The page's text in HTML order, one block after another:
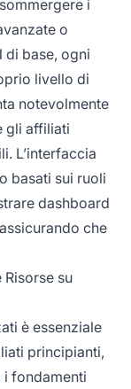
i
o
di base, ogni
livello di
notevolmente
gli affiliati
L’interfaccia
basati sui ruoli
dashboard
che
su
è essenziale
principianti,
fondamenti